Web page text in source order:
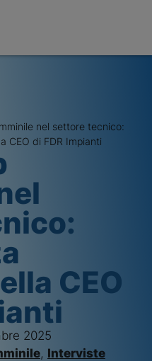
nel settore tecnico:
CEO di FDR Impianti
CEO
2025
, Interviste